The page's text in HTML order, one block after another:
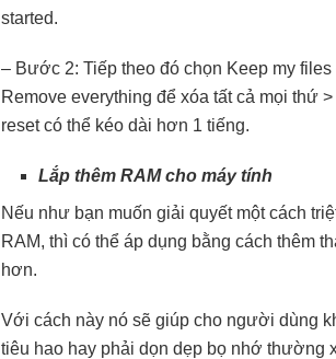
started.
– Bước 2: Tiếp theo đó chọn Keep my
Remove everything để xóa tất cả mọi thứ
reset có thể kéo dài hơn 1 tiếng.
Lắp thêm RAM cho máy tính
Nếu như bạn muốn giải quyết một cách
RAM, thì có thể áp dụng bằng cách thêm
hơn.
Với cách này nó sẽ giúp cho người dùng
tiêu hao hay phải dọn dẹp bọ nhớ thường